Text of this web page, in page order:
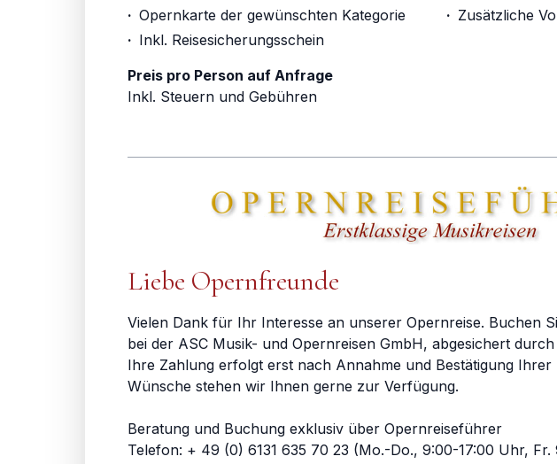
· Opernkarte der gewünschten Kategorie
· Inkl. Reisesicherungsschein
Preis pro Person auf Anfrage
Inkl. Steuern und Gebühren
· Zusätzliche
Liebe Opernfreunde
Vielen Dank für Ihr Interesse an unserer Opernreise. Buchen
bei der ASC Musik- und Opernreisen GmbH, abgesichert
Ihre Zahlung erfolgt erst nach Annahme und Bestätigung
Wünsche stehen wir Ihnen gerne zur Verfügung.
Beratung und Buchung exklusiv über Opernreiseführer
Telefon: + 49 (0) 6131 635 70 23 (Mo.-Do., 9:00-17:00 Uhr, Fr.